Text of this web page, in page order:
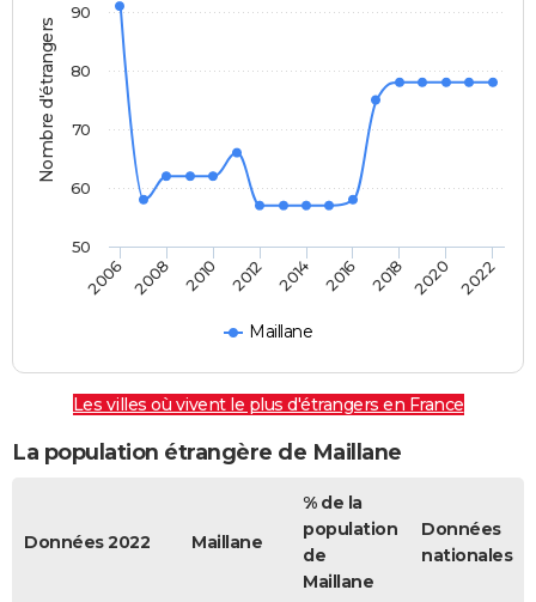
Nombre d'étrangers
Maillane
2006 2008 2010 2012 2014 2016 2018 2020 2022
50
60
70
80
90
Les villes où vivent le plus d'étrangers en France
La population étrangère de Maillane
Données 2022 Maillane
% de la
population
de
Maillane
Données
nationales